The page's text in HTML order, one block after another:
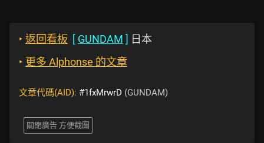
‣ 返回看板 [ GUNDAM ] 日本
‣ 更多 Alphonse 的文章
文章代碼(AID): #1fxMrwrD (GUNDAM)
關閉廣告 方便截圖